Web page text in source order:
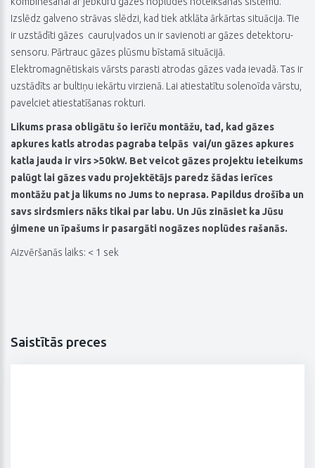
Izslēdz galveno strāvas slēdzi, kad tiek atklāta ārkārtas situācija. Tie
ir uzstādīti gāzes cauruļvados un ir savienoti ar gāzes detektoru-
sensoru. Pārtrauc gāzes plūsmu bīstamā situācijā.
Elektromagnētiskais vārsts parasti atrodas gāzes vada ievadā. Tas ir
uzstādīts ar bultiņu iekārtu virzienā. Lai atiestatītu solenoīda vārstu,
pavelciet atiestatīšanas rokturi.
Likums prasa obligātu šo ierīču montāžu, tad, kad gāzes
apkures katls atrodas pagraba telpās vai/un gāzes apkures
katla jauda ir virs >50kW. Bet veicot gāzes projektu ieteikums
palūgt lai gāzes vadu projektētājs paredz šādas ierīces
montāžu pat ja likums no Jums to neprasa. Papildus drošība un
savs sirdsmiers nāks tikai par labu. Un Jūs zināsiet ka Jūsu
ģimene un īpašums ir pasargāti nogāzes noplūdes rašanās.
Aizvēršanās laiks: < 1 sek
Saistītās preces